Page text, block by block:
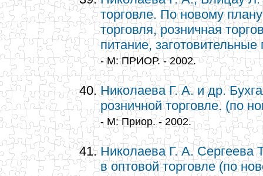
торговле. По новому
торговля, розничная
питание, заготовительные
- М: ПРИОР. - 2002.
Николаева Г. А. и др.
розничной торговле. (по
- М: Приор. - 2002.
Николаева Г. А. Сергеева
в оптовой торговле (по